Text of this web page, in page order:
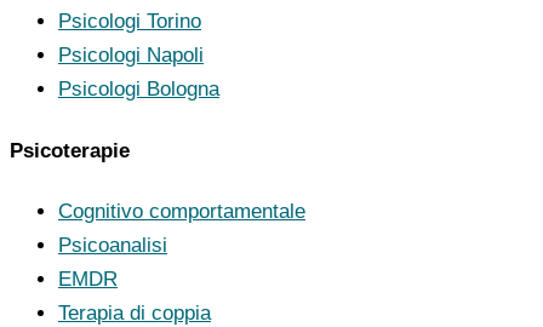
Psicologi Torino
Psicologi Napoli
Psicologi Bologna
Psicoterapie
Cognitivo comportamentale
Psicoanalisi
EMDR
Terapia di coppia